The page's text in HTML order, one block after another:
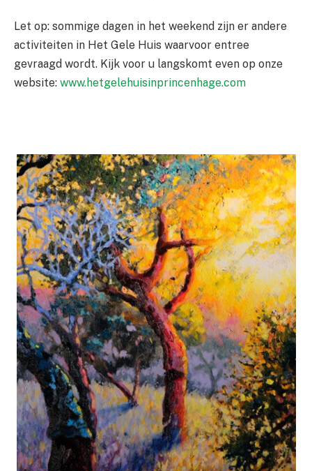
Let op: sommige dagen in het weekend zijn er andere
activiteiten in Het Gele Huis waarvoor entree
gevraagd wordt. Kijk voor u langskomt even op onze
website: www.hetgelehuisinprincenhage.com